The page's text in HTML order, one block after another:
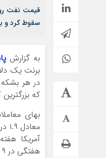
قیمت نفت
سقوط کرد و
به گزارش
در هر
که
آمریکا
هفتگی در ۹ ماه گذشته بود.